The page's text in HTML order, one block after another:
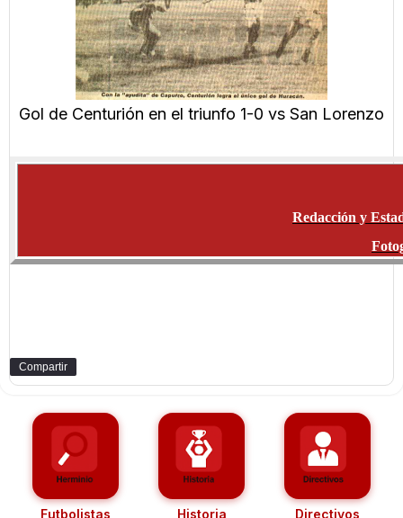
Gol de Centurión en el triunfo 1-0 vs San Lorenzo
Redacción y
Compartir
Futbolistas Historia Directivos